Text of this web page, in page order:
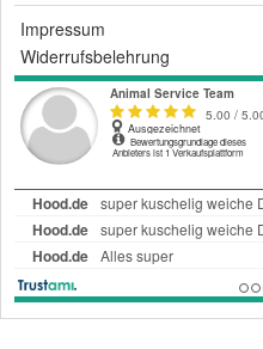
Impressum
Widerrufsbelehrung